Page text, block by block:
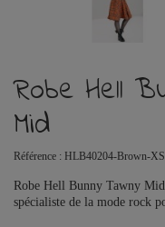
Robe Hell
Mid
Référence : HLB40204-Brown-XS
Robe Hell Bunny Tawny
spécialiste de la mode rock